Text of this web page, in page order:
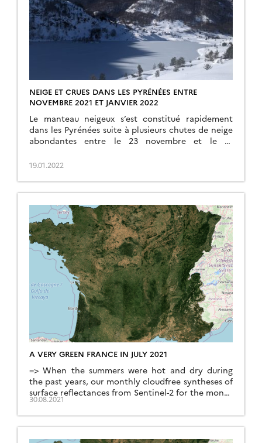
NEIGE ET CRUES DANS LES PYRÉNÉES ENTRE
NOVEMBRE 2021 ET JANVIER 2022
Le manteau neigeux s’est constitué rapidement
dans les Pyrénées suite à plusieurs chutes de neige
abondantes entre le 23 novembre et le 10
surface enneigée a rapidement décliné pour
l’année 2022. Cette fonte rapide est la
conséquence des températures […]
19.01.2022
A VERY GREEN FRANCE IN JULY 2021
=> When the summers were hot and dry during
the past years, our monthly cloudfree syntheses of
surface reflectances from Sentinel-2 for the month
of July interested the media. It will probably not
be the case in 2021, as France thankfully kept its
green colour in July. Because of the cloud cover
that […]
30.08.2021